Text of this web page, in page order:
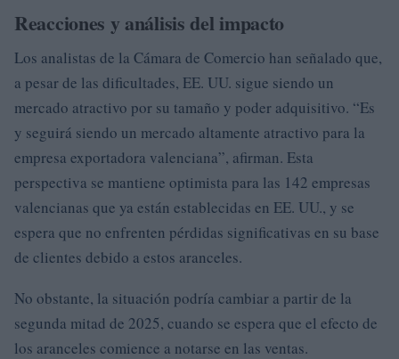
Reacciones y análisis del impacto
Los analistas de la Cámara de Comercio han señalado que,
a pesar de las dificultades, EE. UU. sigue siendo un
mercado atractivo por su tamaño y poder adquisitivo. “Es
y seguirá siendo un mercado altamente atractivo para la
empresa exportadora valenciana”, afirman. Esta
perspectiva se mantiene optimista para las 142 empresas
valencianas que ya están establecidas en EE. UU., y se
espera que no enfrenten pérdidas significativas en su base
de clientes debido a estos aranceles.
No obstante, la situación podría cambiar a partir de la
segunda mitad de 2025, cuando se espera que el efecto de
los aranceles comience a notarse en las ventas.